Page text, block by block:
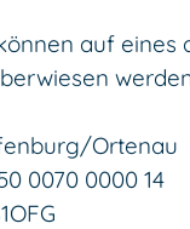
auf eines
Ortenau
0070 0000 14